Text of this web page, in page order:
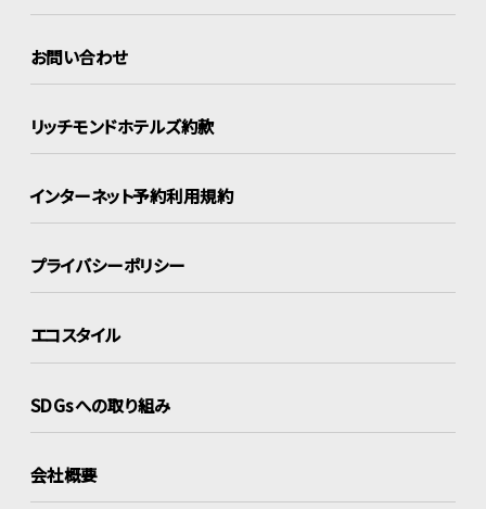
お問い合わせ
リッチモンドホテルズ約款
インターネット予約利用規約
プライバシーポリシー
エコスタイル
SDGsへの取り組み
会社概要